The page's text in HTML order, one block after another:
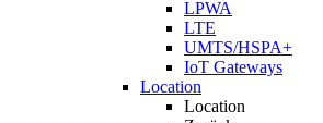
LPWA
LTE
UMTS/HSPA+
IoT Gateways
Location
Location